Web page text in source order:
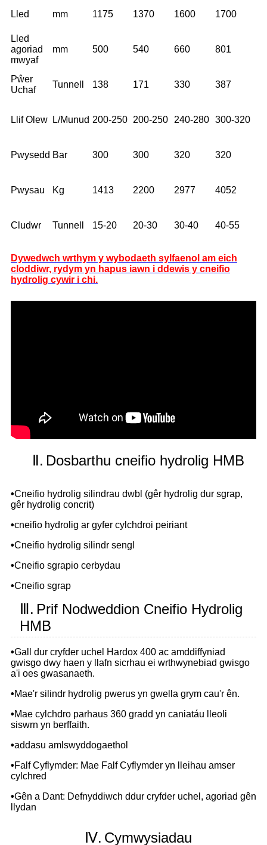
Lled mm 1175 1370 1600 1700
Lled
agoriad
mwyaf
mm 500 540 660 801
Pŵer
Uchaf
Tunnell 138 171 330 387
Llif Olew L/Munud 200-250 200-250 240-280 300-320
Pwysedd Bar 300 300 320 320
Pwysau Kg 1413 2200 2977 4052
Cludwr Tunnell 15-20 20-30 30-40 40-55
Dywedwch wrthym y wybodaeth sylfaenol am eich
cloddiwr, rydym yn hapus iawn i ddewis y cneifio
hydrolig cywir i chi.
Ⅱ. Dosbarthu cneifio hydrolig HMB
•Cneifio hydrolig silindrau dwbl (gêr hydrolig dur sgrap,
gêr hydrolig concrit)
•cneifio hydrolig ar gyfer cylchdroi peiriant
•Cneifio hydrolig silindr sengl
•Cneifio sgrapio cerbydau
•Cneifio sgrap
Ⅲ. Prif Nodweddion Cneifio Hydrolig
HMB
•Gall dur cryfder uchel Hardox 400 ac amddiffyniad
gwisgo dwy haen y llafn sicrhau ei wrthwynebiad gwisgo
a'i oes gwasanaeth.
•Mae'r silindr hydrolig pwerus yn gwella grym cau'r ên.
•Mae cylchdro parhaus 360 gradd yn caniatáu lleoli
siswrn yn berffaith.
•addasu amlswyddogaethol
•Falf Cyflymder: Mae Falf Cyflymder yn lleihau amser
cylchred
•Gên a Dant: Defnyddiwch ddur cryfder uchel, agoriad gên
llydan
Ⅳ. Cymwysiadau